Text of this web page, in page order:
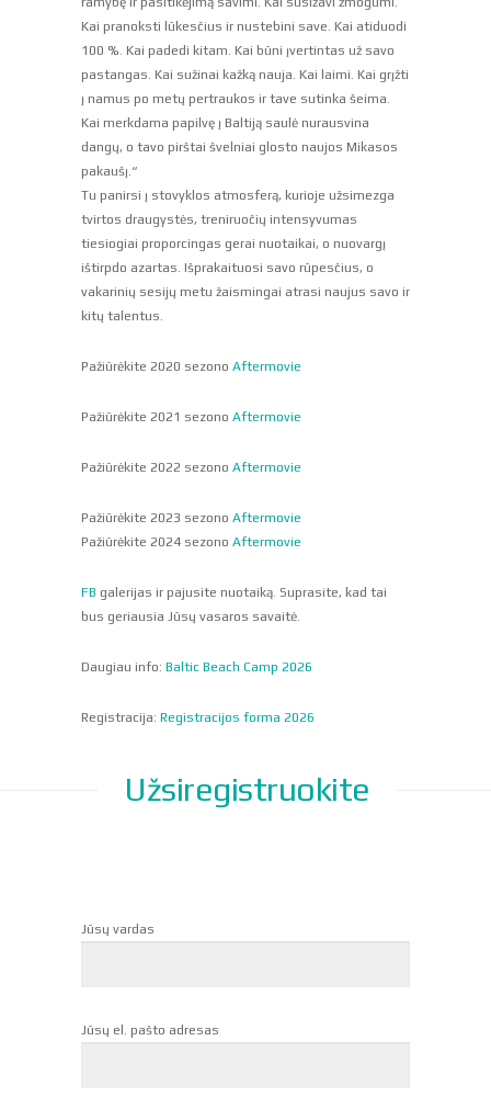
Kai pranoksti lūkesčius ir nustebini save. Kai atiduodi
100 %. Kai padedi kitam. Kai būni įvertintas už savo
pastangas. Kai sužinai kažką nauja. Kai laimi. Kai grįžti
į namus po metų pertraukos ir tave sutinka šeima.
Kai merkdama papilvę į Baltiją saulė nurausvina
dangų, o tavo pirštai švelniai glosto naujos Mikasos
pakaušį.“
Tu panirsi į stovyklos atmosferą, kurioje užsimezga
tvirtos draugystės, treniruočių intensyvumas
tiesiogiai proporcingas gerai nuotaikai, o nuovargį
ištirpdo azartas. Išprakaituosi savo rūpesčius, o
vakarinių sesijų metu žaismingai atrasi naujus savo ir
kitų talentus.
Pažiūrėkite 2020 sezono Aftermovie
Pažiūrėkite 2021 sezono Aftermovie
Pažiūrėkite 2022 sezono Aftermovie
Pažiūrėkite 2023 sezono Aftermovie
Pažiūrėkite 2024 sezono Aftermovie
FB galerijas ir pajusite nuotaiką. Suprasite, kad tai
bus geriausia Jūsų vasaros savaitė.
Daugiau info: Baltic Beach Camp 2026
Registracija: Registracijos forma 2026
Užsiregistruokite
Jūsų vardas
Jūsų el. pašto adresas